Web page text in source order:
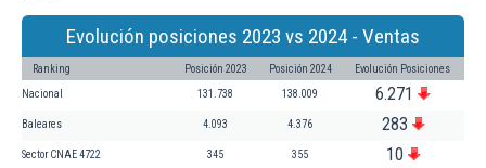
Evolución posiciones 2023 vs 2024 - Ventas
Ranking Posición 2023 Posición 2024 Evolución Posiciones
Nacional 131.738 138.009 6.271
Baleares 4.093 4.376 283
Sector CNAE 4722 345 355 10